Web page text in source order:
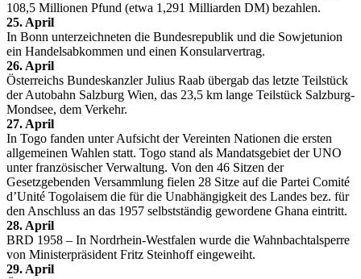
108,5 Millionen Pfund (etwa 1,291 Milliarden DM) bezahlen.
25. April
In Bonn unterzeichneten die Bundesrepublik und die Sowjetunion
ein Handelsabkommen und einen Konsularvertrag.
26. April
Österreichs Bundeskanzler Julius Raab übergab das letzte Teilstück
der Autobahn Salzburg Wien, das 23,5 km lange Teilstück Salzburg-
Mondsee, dem Verkehr.
27. April
In Togo fanden unter Aufsicht der Vereinten Nationen die ersten
allgemeinen Wahlen statt. Togo stand als Mandatsgebiet der UNO
unter französischer Verwaltung. Von den 46 Sitzen der
Gesetzgebenden Versammlung fielen 28 Sitze auf die Partei Comité
d’Unité Togolaisem die für die Unabhängigkeit des Landes bez. für
den Anschluss an das 1957 selbstständig gewordene Ghana eintritt.
28. April
BRD 1958 – In Nordrhein-Westfalen wurde die Wahnbachtalsperre
von Ministerpräsident Fritz Steinhoff eingeweiht.
29. April